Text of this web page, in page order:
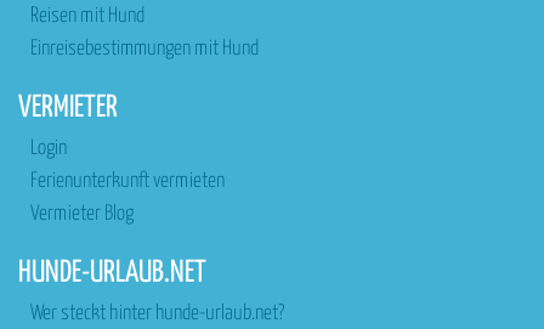
Reisen mit Hund
Einreisebestimmungen mit Hund
VERMIETER
Login
Ferienunterkunft vermieten
Vermieter Blog
HUNDE-URLAUB.NET
Wer steckt hinter hunde-urlaub.net?